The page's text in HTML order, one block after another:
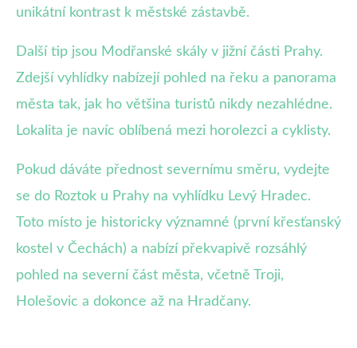
unikátní kontrast k městské zástavbě.
Další tip jsou Modřanské skály v jižní části Prahy.
Zdejší vyhlídky nabízejí pohled na řeku a panorama
města tak, jak ho většina turistů nikdy nezahlédne.
Lokalita je navíc oblíbená mezi horolezci a cyklisty.
Pokud dáváte přednost severnímu směru, vydejte
se do Roztok u Prahy na vyhlídku Levý Hradec.
Toto místo je historicky významné (první křesťanský
kostel v Čechách) a nabízí překvapivě rozsáhlý
pohled na severní část města, včetně Troji,
Holešovic a dokonce až na Hradčany.